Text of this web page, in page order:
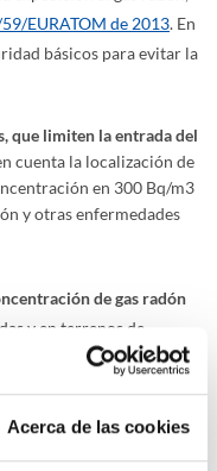
Acerca de las cookies
EURATOM de 2013. En
básicos para evitar la
que limiten la entrada del
cuenta la localización de
en 300 Bq/m3
y otras enfermedades
de gas radón
y en terrenos de
pautas básicas: